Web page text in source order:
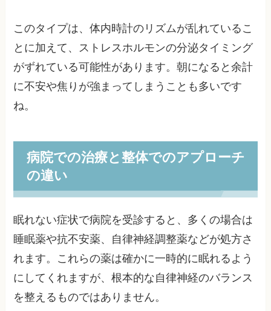
このタイプは、体内時計のリズムが乱れているこ
とに加えて、ストレスホルモンの分泌タイミング
がずれている可能性があります。朝になると余計
に不安や焦りが強まってしまうことも多いです
ね。
病院での治療と整体でのアプローチ
の違い
眠れない症状で病院を受診すると、多くの場合は
睡眠薬や抗不安薬、自律神経調整薬などが処方さ
れます。これらの薬は確かに一時的に眠れるよう
にしてくれますが、根本的な自律神経のバランス
を整えるものではありません。